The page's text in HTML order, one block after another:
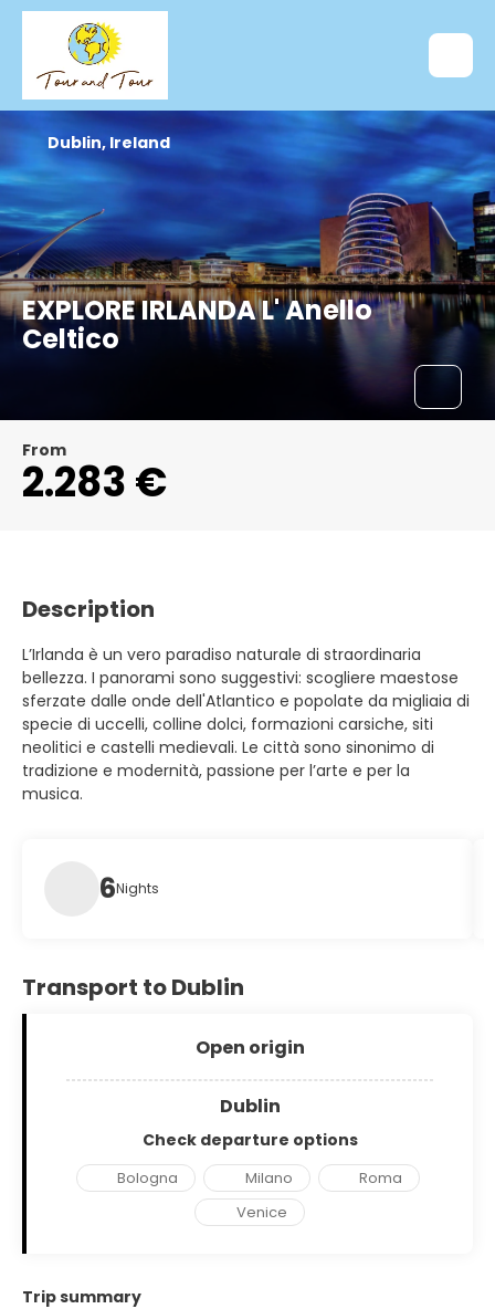
EXPLORE IRLANDA L' Anello
Celtico
Dublin, Ireland
From
2.283 €
Description
L’Irlanda è un vero paradiso naturale di straordinaria
bellezza. I panorami sono suggestivi: scogliere maestose
sferzate dalle onde dell'Atlantico e popolate da migliaia di
specie di uccelli, colline dolci, formazioni carsiche, siti
neolitici e castelli medievali. Le città sono sinonimo di
tradizione e modernità, passione per l’arte e per la
musica.
6Nights
Transport to Dublin
Open origin
Dublin
Check departure options
Bologna Milano
Roma
Venice
Trip summary